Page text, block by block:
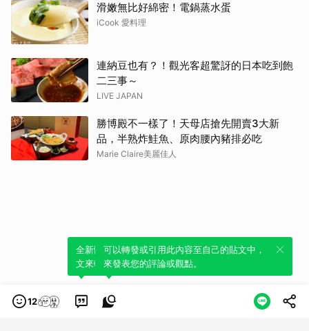
滑嫩無比好綿密！電鍋蒸水蛋
iCook 愛料理
連納豆也有？！觀光客超驚訝的日本吃到飽
二三事～
LIVE JAPAN
勝博殿不一樣了！天母店搶先開賣3大新
品，半熟炸鮭魚、原肉腰內豬排必吃
Marie Claire美麗佳人
12
全新體驗！一鍵引用此內容，透過發布貼
文來輕鬆表達個人立場。
可以轉發或引用此內容至自己的貼文中，
來發表您的評論或觀點。